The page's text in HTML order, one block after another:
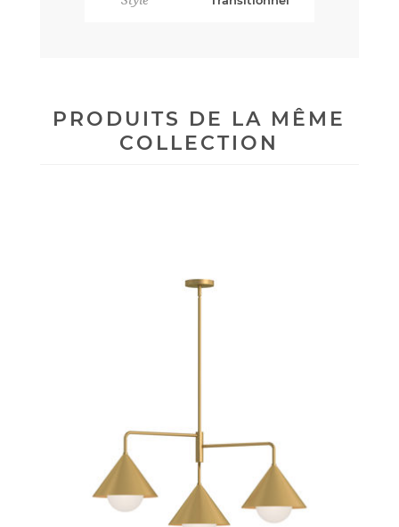
PRODUITS DE LA MÊME
COLLECTION